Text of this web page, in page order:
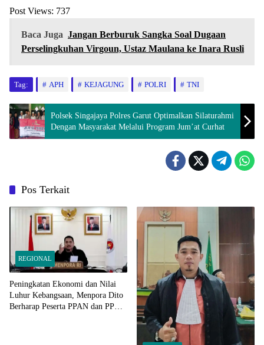
Post Views: 737
Baca Juga Jangan Berburuk Sangka Soal Dugaan
Perselingkuhan Virgoun, Ustaz Maulana ke Inara Rusli
Tag: APH KEJAGUNG POLRI TNI
Polsek Singajaya Polres Garut Optimalkan Silaturahmi
Dengan Masyarakat Melalui Program Jum’at Curhat
Pos Terkait
REGIONAL
Peningkatan Ekonomi dan Nilai
Luhur Kebangsaan, Menpora Dito
Berharap Peserta PPAN dan PPAP